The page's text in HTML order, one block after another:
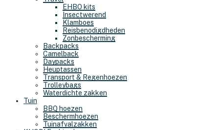
EHBO kits
Insectwerend
Klamboes
Reisbenodigdheden
Zonbescherming
Backpacks
Camelback
Daypacks
Heuptassen
Transport & Regenhoezen
Trolleybags
Waterdichte zakken
Tuin
BBQ hoezen
Beschermhoezen
Tuinafvalzakken